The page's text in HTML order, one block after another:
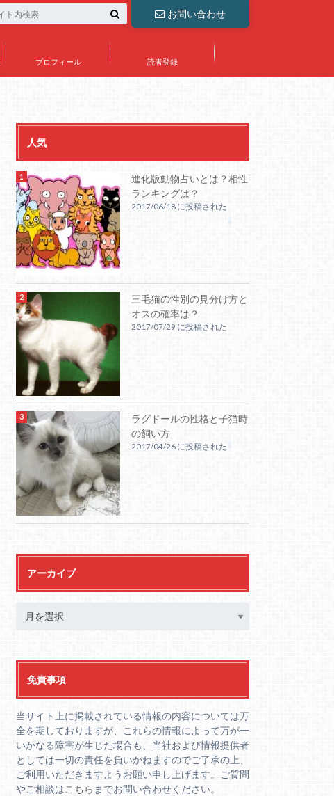
お問い合わせ
プロフィール 読者登録
人気
進化版動物占いとは？相性
ランキングは？
2017/06/18 に投稿された
三毛猫の性別の見分け方と
オスの確率は？
2017/07/29 に投稿された
ラグドールの性格と子猫時
の飼い方
2017/04/26 に投稿された
アーカイブ
免責事項
当サイト上に掲載されている情報の内容については万
全を期しておりますが、これらの情報によって万が一
いかなる障害が生じた場合も、当社および情報提供者
としては一切の責任を負いかねますのでご了承の上、
ご利用いただきますようお願い申し上げます。ご質問
やご相談はこちら までお問い合わせください。